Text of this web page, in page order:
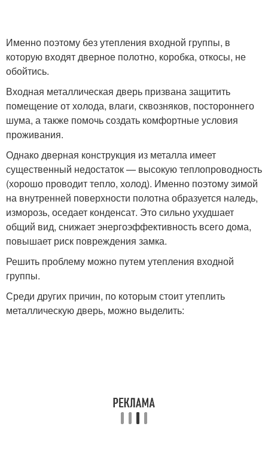
Именно поэтому без утепления входной группы, в
которую входят дверное полотно, коробка, откосы, не
обойтись.
Входная металлическая дверь призвана защитить
помещение от холода, влаги, сквозняков, постороннего
шума, а также помочь создать комфортные условия
проживания.
Однако дверная конструкция из металла имеет
существенный недостаток — высокую теплопроводность
(хорошо проводит тепло, холод). Именно поэтому зимой
на внутренней поверхности полотна образуется наледь,
изморозь, оседает конденсат. Это сильно ухудшает
общий вид, снижает энергоэффективность всего дома,
повышает риск повреждения замка.
Решить проблему можно путем утепления входной
группы.
Среди других причин, по которым стоит утеплить
металлическую дверь, можно выделить: